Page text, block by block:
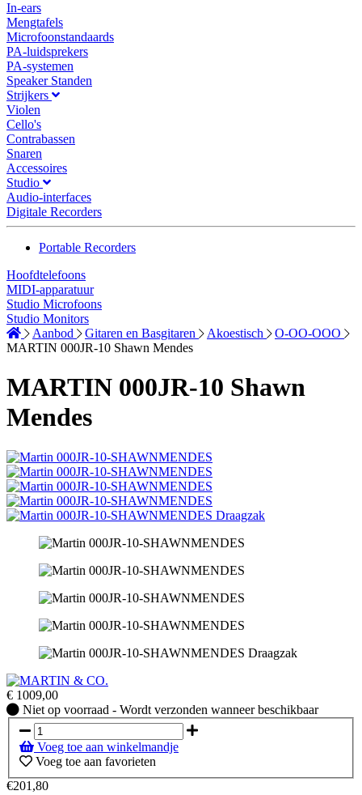
In-ears
Mengtafels
Microfoonstandaards
PA-luidsprekers
PA-systemen
Speaker Standen
Strijkers
Violen
Cello's
Contrabassen
Snaren
Accessoires
Studio
Audio-interfaces
Digitale Recorders
Portable Recorders
Hoofdtelefoons
MIDI-apparatuur
Studio Microfoons
Studio Monitors
Aanbod
Gitaren en Basgitaren Akoestisch
O-OO-OOO
MARTIN 000JR-10 Shawn Mendes
MARTIN 000JR-10 Shawn
Mendes
€ 1009,00
Niet
op
voorraad
-
Wordt
verzonden
Niet op voorraad - Wordt verzonden wanneer beschikbaar
Voeg toe aan winkelmandje
Voeg toe aan favorieten
€201,80